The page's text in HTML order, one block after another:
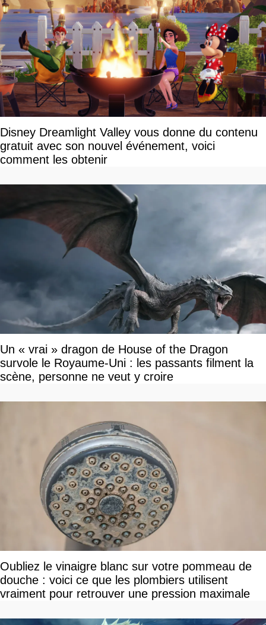
Disney Dreamlight Valley vous donne du contenu
gratuit avec son nouvel événement, voici
comment les obtenir
Un « vrai » dragon de House of the Dragon
survole le Royaume-Uni : les passants filment la
scène, personne ne veut y croire
Oubliez le vinaigre blanc sur votre pommeau de
douche : voici ce que les plombiers utilisent
vraiment pour retrouver une pression maximale